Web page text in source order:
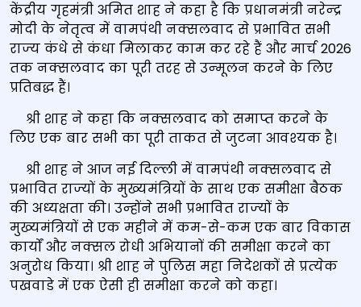
केंद्रीय गृहमंत्री अमित शाह ने कहा है कि प्रधानमंत्री नरेन्‍द्र
मोदी के नेतृत्‍व में वामपंथी नक्‍सलवाद से प्रभावित सभी
राज्‍य कंधे से कंधा मिलाकर काम कर रहे हैं और मार्च 2026
तक नक्‍सलवाद का पूरी तरह से उन्‍मूलन करने के लिए
प्रतिबद्ध हैं।
श्री शाह ने कहा कि नक्‍सलवाद को समाप्‍त करने के
लिए एक बार सभी का पूरी ताकत से जुटना आवश्‍यक है।
श्री शाह ने आज नई दिल्‍ली में वामपंथी नक्‍सलवाद से
प्रभावित राज्‍यों के मुख्‍यमंत्रियों के साथ एक समीक्षा बैठक
की अध्‍यक्षता की। उन्‍होंने सभी प्रभावित राज्‍यों के
मुख्‍यमंत्रियों से एक महीने में कम-से-कम एक बार विकास
कार्यों और नक्‍सल रोधी अभियानों की समीक्षा करने का
अनुरोध किया। श्री शाह ने पुलिस महा निदेशकों से प्रत्‍येक
पखवाडे में एक ऐसी ही समीक्षा करने को कहा।